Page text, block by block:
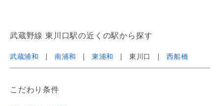
武蔵野線 東川口駅の近くの駅から探す
武蔵浦和 南浦和 東浦和 東川口 西船橋
こだわり条件